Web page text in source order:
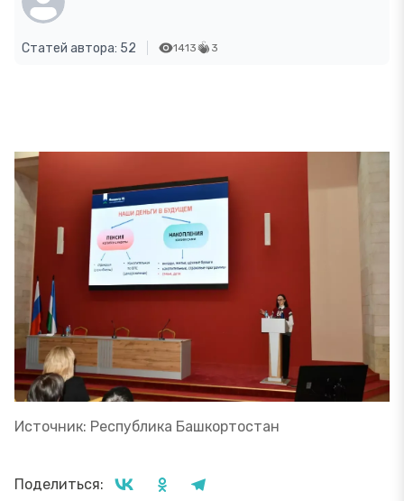
Статей автора: 52 1413 3
Источник: Республика Башкортостан
Поделиться: